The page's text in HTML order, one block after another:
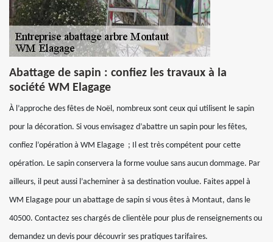
Abattage de sapin : confiez les travaux à la
société WM Elagage
À l’approche des fêtes de Noël, nombreux sont ceux qui utilisent le sapin
pour la décoration. Si vous envisagez d’abattre un sapin pour les fêtes,
confiez l’opération à WM Elagage ; Il est très compétent pour cette
opération. Le sapin conservera la forme voulue sans aucun dommage. Par
ailleurs, il peut aussi l’acheminer à sa destination voulue. Faites appel à
WM Elagage pour un abattage de sapin si vous êtes à Montaut, dans le
40500. Contactez ses chargés de clientèle pour plus de renseignements ou
demandez un devis pour découvrir ses pratiques tarifaires.